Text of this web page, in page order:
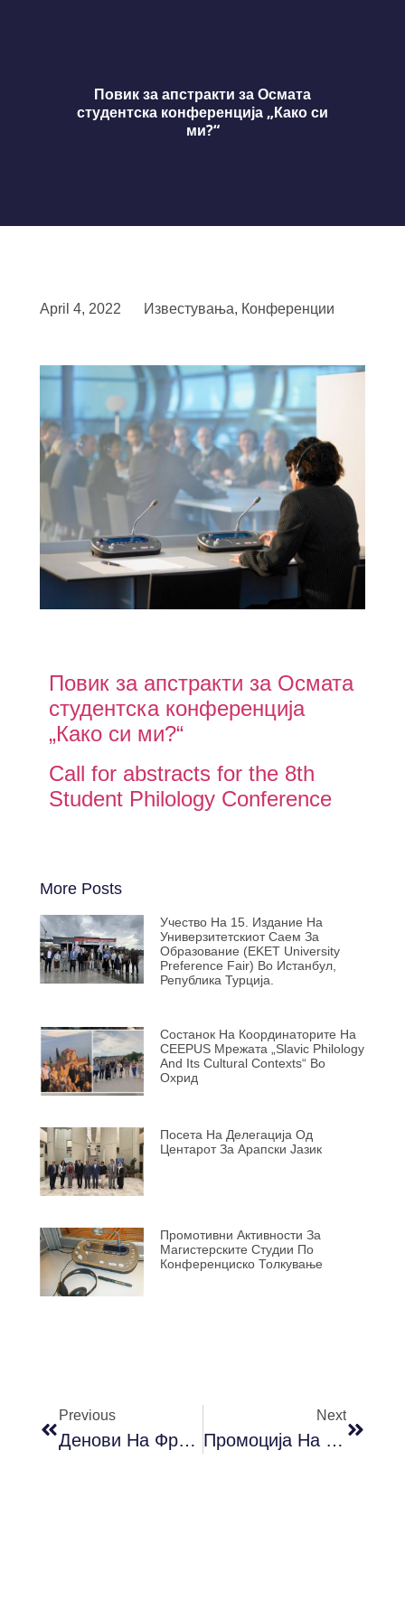
Повик за апстракти за Осмата
студентска конференција „Како си
ми?“
April 4, 2022 Известувања, Конференции
Повик за апстракти за Осмата
студентска конференција
„Како си ми?“
Call for abstracts for the 8th
Student Philology Conference
More Posts
Учество На 15. Издание На
Универзитетскиот Саем За
Образование (EKET University
Preference Fair) Во Истанбул,
Република Турција.
Состанок На Координаторите На
CEEPUS Мрежата „Slavic Philology
And Its Cultural Contexts“ Во
Охрид
Посета На Делегација Од
Центарот За Арапски Јазик
Промотивни Активности За
Магистерските Студии По
Конференциско Толкување
Previous
Денови На Франкофонијата На Филолошки Факултет „Блаже Конески“
Next
Промоција На Книгата „Времето На Конески“ Од Проф. Д-Р Димитар Пандев